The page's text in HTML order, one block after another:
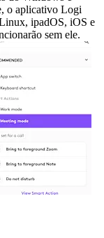
o aplicativo Logi
ipadOS, iOS e
sem ele.